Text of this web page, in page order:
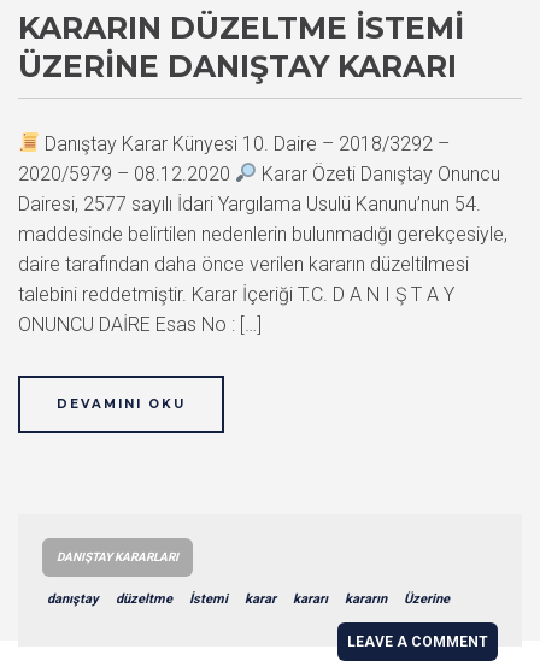
KARARIN DÜZELTME İSTEMI
ÜZERINE DANIŞTAY KARARI
Danıştay Karar Künyesi 10. Daire – 2018/3292 –
2020/5979 – 08.12.2020
Karar Özeti Danıştay Onuncu
Dairesi, 2577 sayılı İdari Yargılama Usulü Kanunu’nun 54.
maddesinde belirtilen nedenlerin bulunmadığı gerekçesiyle,
daire tarafından daha önce verilen kararın düzeltilmesi
talebini reddetmiştir. Karar İçeriği T.C. D A N I Ş T A Y
ONUNCU DAİRE Esas No : […]
DEVAMINI OKU
DANIŞTAY KARARLARI
danıştay düzeltme İstemi karar kararı kararın Üzerine
LEAVE A COMMENT